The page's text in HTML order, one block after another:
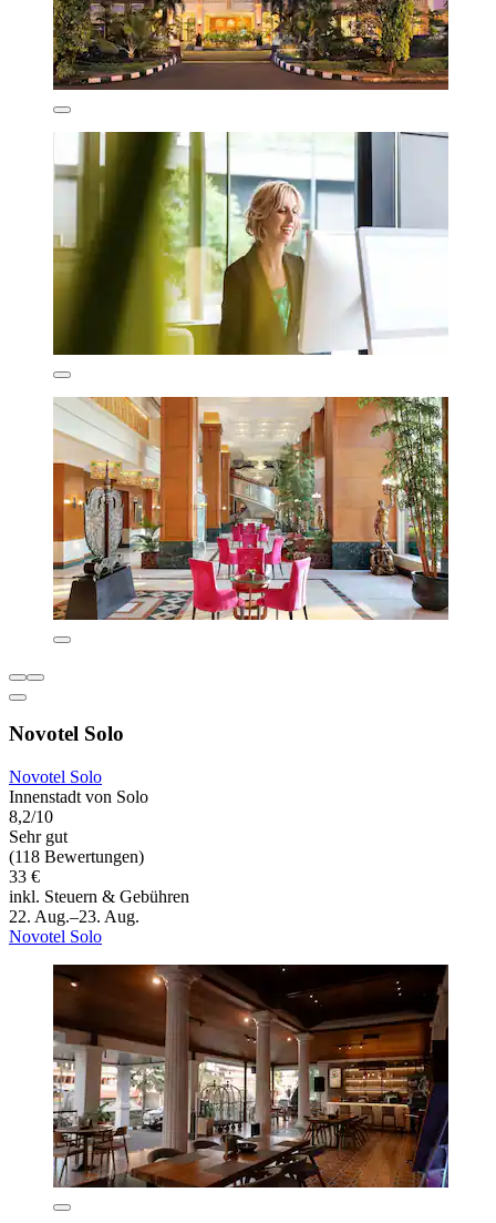
Novotel Solo
Novotel Solo
Innenstadt von Solo
8,2/10
Sehr gut
(118 Bewertungen)
33 €
inkl. Steuern & Gebühren
22. Aug.–23. Aug.
Novotel Solo